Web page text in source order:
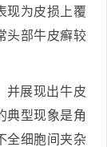
现为皮损上覆
头部牛皮癣较
并展现出牛皮
典型现象是角
全细胞间夹杂